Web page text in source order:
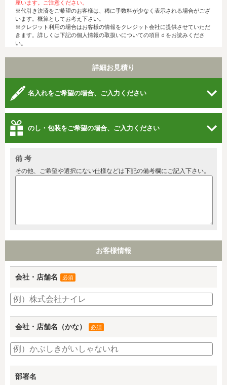
座います。ご注意ください。
※代引き決済をご希望のお客様は、稀に手数料が少なく表示される場合がござ
います。概算としてお考え下さい。
※クレジット利用の場合はお客様の情報をクレジット会社に提供させていただ
きます。詳しくは下記の個人情報の取扱いについての項目ｄをお読みくださ
い。
詳細お見積り
名入れをご希望の場合、ご入力ください
のし・包装をご希望の場合、ご入力ください
備 考
その他、ご希望や選択にない仕様などは下記の備考欄にご記入下さい。
お客様情報
会社・店舗名 必須
会社・店舗名（かな） 必須
部署名